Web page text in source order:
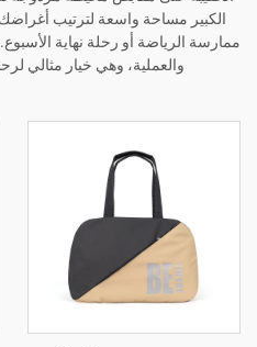
واسعة لترتيب أغراضك، مما يجعلها
أو رحلة نهاية الأسبوع. تجمع هذه
وهي خيار مثالي لرحلاتك